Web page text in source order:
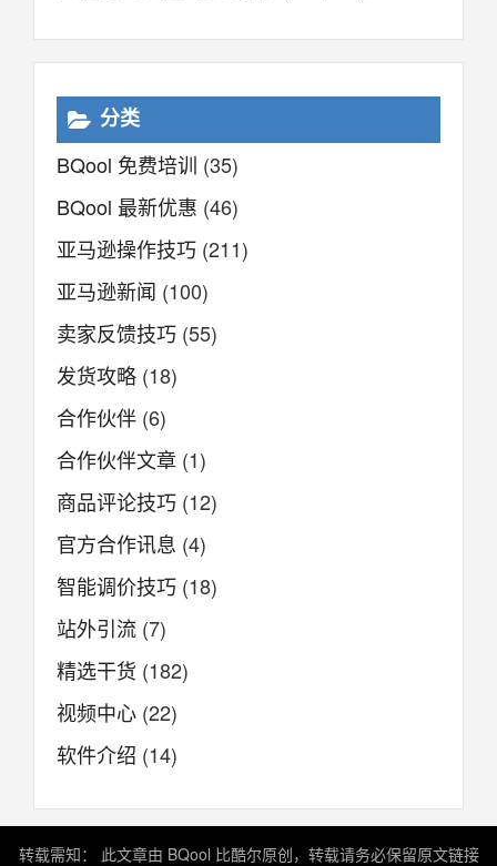
分类
BQool 免费培训 (35)
BQool 最新优惠 (46)
亚马逊操作技巧 (211)
亚马逊新闻 (100)
卖家反馈技巧 (55)
发货攻略 (18)
合作伙伴 (6)
合作伙伴文章 (1)
商品评论技巧 (12)
官方合作讯息 (4)
智能调价技巧 (18)
站外引流 (7)
精选干货 (182)
视频中心 (22)
软件介绍 (14)
转载需知： 此文章由 BQool 比酷尔原创，转载请务必保留原文链接